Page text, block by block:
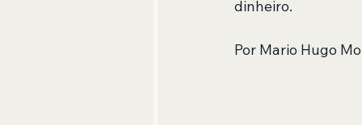
dinheiro.
Por Mario Hugo